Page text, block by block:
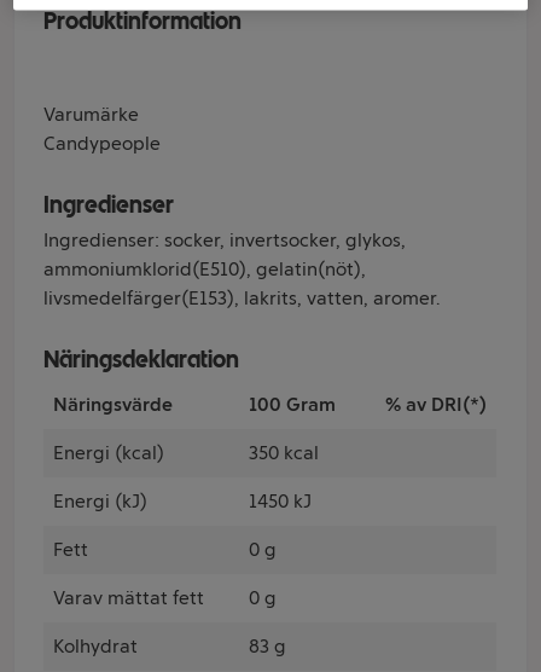
Produktinformation
Varumärke
Candypeople
Ingredienser
Ingredienser: socker, invertsocker, glykos,
ammoniumklorid(E510), gelatin(nöt),
livsmedelfärger(E153), lakrits, vatten, aromer.
Näringsdeklaration
Näringsvärde 100 Gram % av DRI(*)
Energi (kcal) 350 kcal
Energi (kJ) 1450 kJ
Fett 0 g
Varav mättat fett 0 g
Kolhydrat 83 g